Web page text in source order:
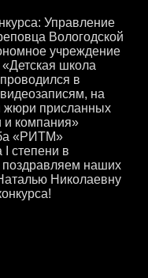
Управление
Вологодской
учреждение
школа
в
на
жюри присланных
и компания»
«РИТМ»
степени в
поздравляем наших
Николаевну